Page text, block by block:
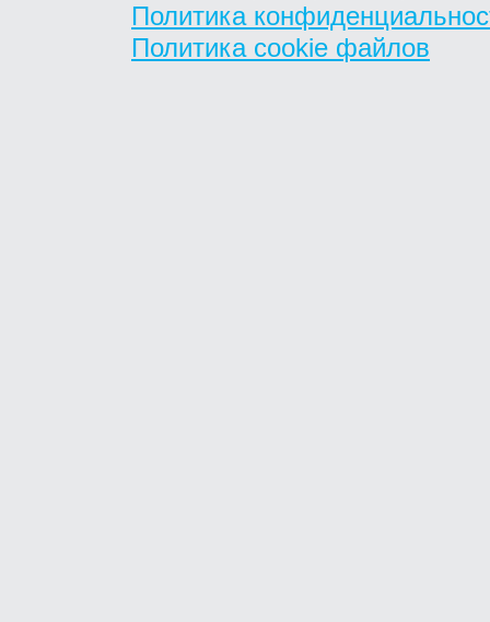
Политика
Политика cookie файлов